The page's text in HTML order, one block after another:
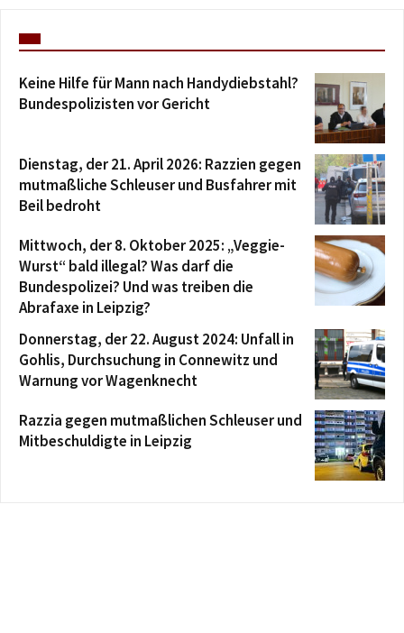
Keine Hilfe für Mann nach Handydiebstahl?
Bundespolizisten vor Gericht
Dienstag, der 21. April 2026: Razzien gegen
mutmaßliche Schleuser und Busfahrer mit
Beil bedroht
Mittwoch, der 8. Oktober 2025: „Veggie-
Wurst“ bald illegal? Was darf die
Bundespolizei? Und was treiben die
Abrafaxe in Leipzig?
Donnerstag, der 22. August 2024: Unfall in
Gohlis, Durchsuchung in Connewitz und
Warnung vor Wagenknecht
Razzia gegen mutmaßlichen Schleuser und
Mitbeschuldigte in Leipzig